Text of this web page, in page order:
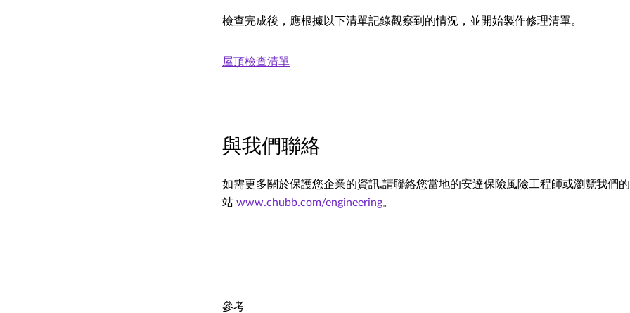
檢查完成後，應根據以下清單記錄觀察到的情況，並開始製作修理清單。
屋頂檢查清單
與我們聯絡
如需更多關於保護您企業的資訊,請聯絡您當地的安達保險風險工程師或瀏覽我們
站 www.chubb.com/engineering。
參考